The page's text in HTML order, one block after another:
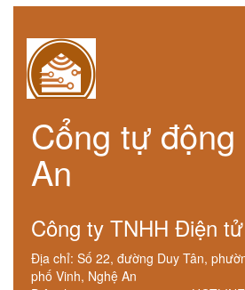
Cổng tự
An
Công ty TNHH Điện
Địa chỉ: Số 22, đường Duy Tân,
phố Vinh, Nghệ An